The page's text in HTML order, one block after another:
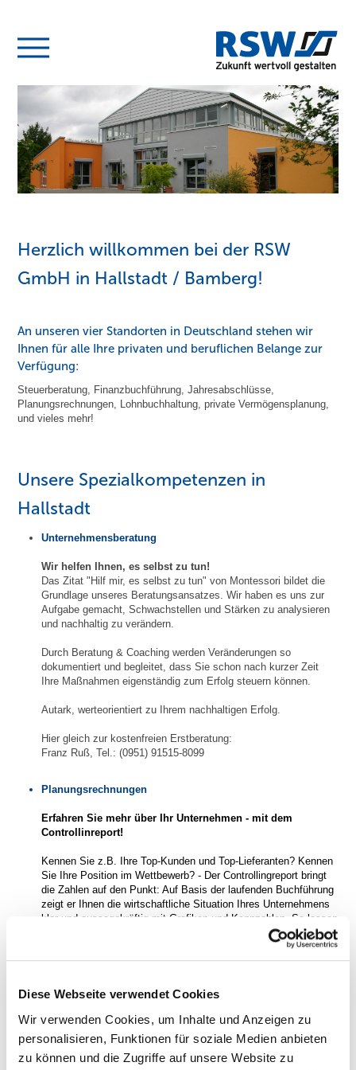
Diese Webseite verwendet Cookies
Wir verwenden Cookies, um Inhalte und Anzeigen zu
personalisieren, Funktionen für soziale Medien anbieten
zu können und die Zugriffe auf unsere Website zu
Herzlich willkommen bei der RSW
GmbH in Hallstadt / Bamberg!
An unseren vier Standorten in Deutschland stehen wir
Ihnen für alle Ihre privaten und beruflichen Belange zur
Verfügung:
Steuerberatung, Finanzbuchführung, Jahresabschlüsse,
Planungsrechnungen, Lohnbuchhaltung, private Vermögensplanung,
und vieles mehr!
Unsere Spezialkompetenzen in
Hallstadt
Unternehmensberatung
Wir helfen Ihnen, es selbst zu tun!
Das Zitat "Hilf mir, es selbst zu tun" von Montessori bildet die
Grundlage unseres Beratungsansatzes. Wir haben es uns zur
Aufgabe gemacht, Schwachstellen und Stärken zu analysieren
und nachhaltig zu verändern.
Durch Beratung & Coaching werden Veränderungen so
dokumentiert und begleitet, dass Sie schon nach kurzer Zeit
Ihre Maßnahmen eigenständig zum Erfolg steuern können.
Autark, werteorientiert zu Ihrem nachhaltigen Erfolg.
Hier gleich zur kostenfreien Erstberatung:
Franz Ruß, Tel.: (0951) 91515-8099
Planungsrechnungen
Erfahren Sie mehr über Ihr Unternehmen - mit dem
Controllinreport!
Kennen Sie z.B. Ihre Top-Kunden und Top-Lieferanten? Kennen
Sie Ihre Position im Wettbewerb? - Der Controllingreport bringt
die Zahlen auf den Punkt: Auf Basis der laufenden Buchführung
zeigt er Ihnen die wirtschaftliche Situation Ihres Unternehmens
klar und aussagekräftig mit Grafiken und Kennzahlen. So lassen
sich Auffälligkeiten und Unregelmäßigkeiten frühzeitig erkennen
innerhalb unserer Kanzlei sowie auf ein Netzwerk kompetenter
Partner zugreifen. => Ein Kompetenzpool für Ihre individuelle
Beratung!